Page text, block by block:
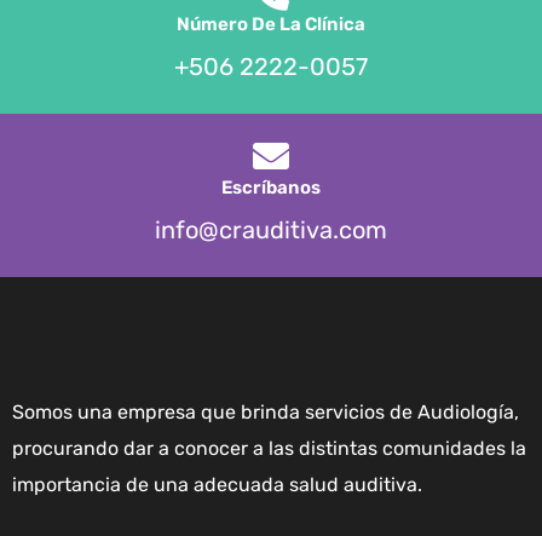
Número De La Clínica
+506 2222-0057
Escríbanos
info@crauditiva.com
Somos una empresa que brinda servicios de Audiología,
procurando dar a conocer a las distintas comunidades la
importancia de una adecuada salud auditiva.